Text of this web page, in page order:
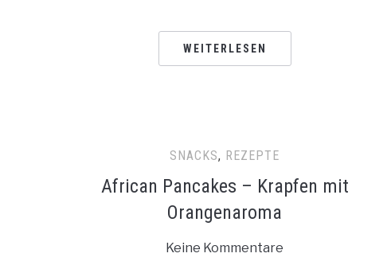
WEITERLESEN
SNACKS, REZEPTE
African Pancakes – Krapfen mit
Orangenaroma
Keine Kommentare